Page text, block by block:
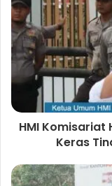
HMI Komisariat
Keras